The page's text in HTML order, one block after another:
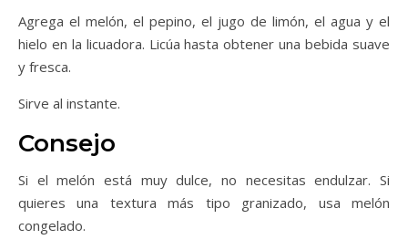
Agrega el melón, el pepino, el jugo de limón, el agua y el
hielo en la licuadora. Licúa hasta obtener una bebida suave
y fresca.
Sirve al instante.
Consejo
Si el melón está muy dulce, no necesitas endulzar. Si
quieres una textura más tipo granizado, usa melón
congelado.